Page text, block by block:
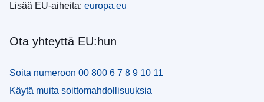
Lisää EU-aiheita: europa.eu
Ota yhteyttä EU:hun
Soita numeroon 00 800 6 7 8 9 10 11
Käytä muita soittomahdollisuuksia